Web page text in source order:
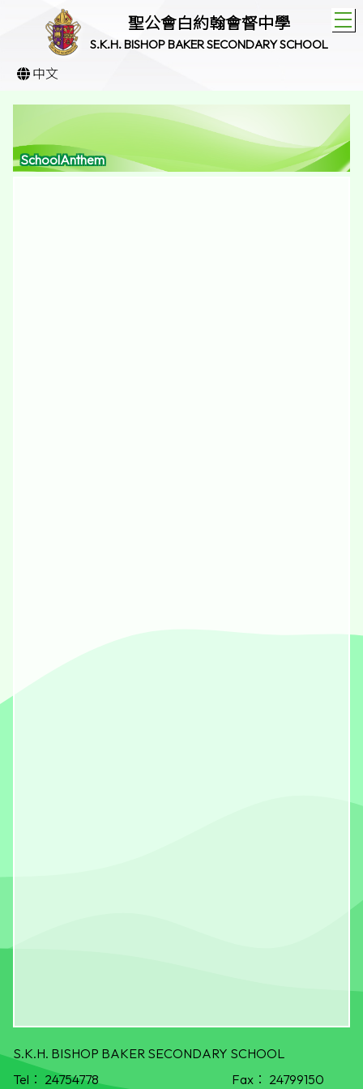
聖公會白約翰會督中學
S.K.H. BISHOP BAKER SECONDARY SCHOOL
中文
SchoolAnthem
S.K.H. BISHOP BAKER SECONDARY SCHOOL
Tel： 24754778 Fax： 24799150